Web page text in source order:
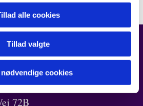
alle cookies
Tillad valgte
cookies
72B